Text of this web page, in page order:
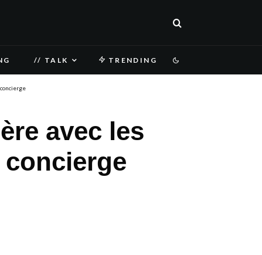
// TALK TRENDING
avec les